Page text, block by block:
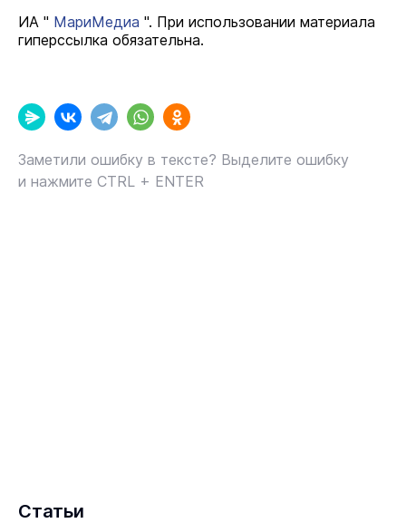
ИА " МариМедиа ". При использовании материала
гиперссылка обязательна.
Заметили ошибку в тексте? Выделите ошибку
и нажмите CTRL + ENTER
Статьи